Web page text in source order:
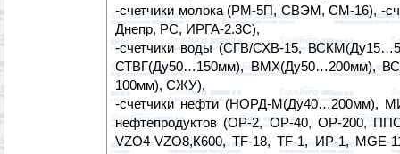
-счетчики молока (РМ-5П, СВЭМ, СМ-16), -
Днепр, РС, ИРГА-2.3С),
-счетчики воды (СГВ/СХВ-15,
СТВГ(Ду50…150мм), ВМХ(Ду50…200мм),
100мм), СЖУ),
-счетчики нефти (НОРД-М(Ду40…200мм),
нефтепродуктов (ОР-2, ОР-40, ОР-200,
VZO4-VZO8,К600, TF-18, TF-1, ИР-1, MGE-